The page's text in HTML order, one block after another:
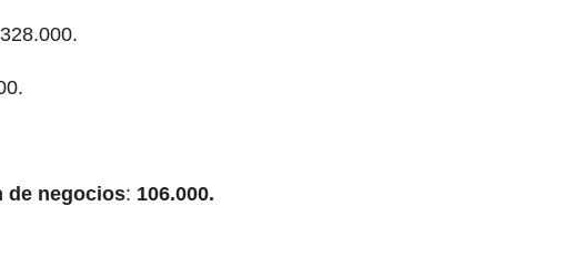
de negocios: 106.000.